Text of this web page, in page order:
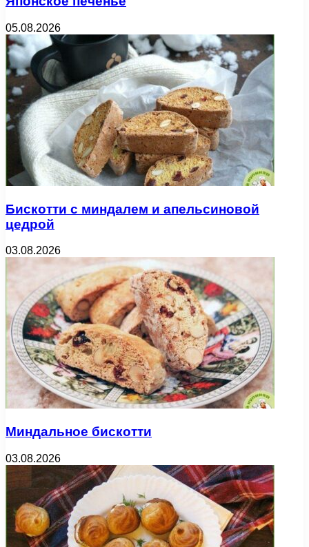
05.08.2026
Бискотти с миндалем и апельсиновой
цедрой
03.08.2026
Миндальное бискотти
03.08.2026